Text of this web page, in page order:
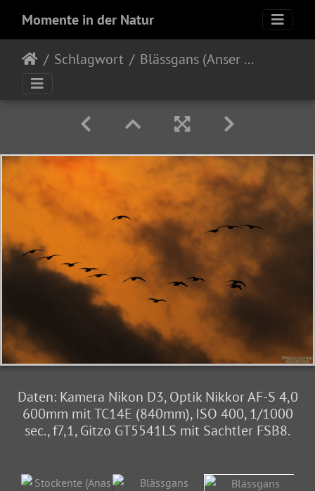
Momente in der Natur
Schlagwort Blässgans (Anser albifrons)
Daten: Kamera Nikon D3, Optik Nikkor AF-S 4,0
600mm mit TC14E (840mm), ISO 400, 1/1000
sec., f7,1, Gitzo GT5541LS mit Sachtler FSB8.